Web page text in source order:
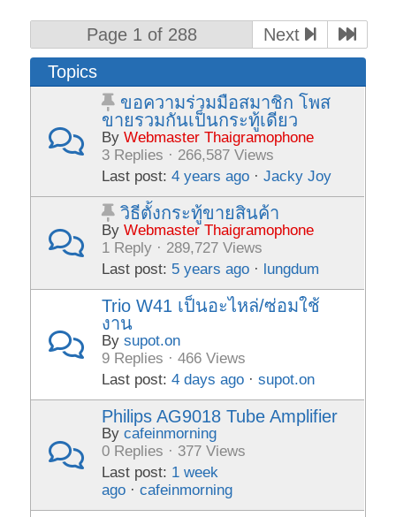
Page 1 of 288
Next
Topics
ขอความร่วมมือสมาชิก โพส
ขายรวมกันเป็นกระทู้เดียว
ByWebmaster Thaigramophone
3 Replies · 266,587 Views
Last post:4 years ago ·Jacky Joy
วิธีตั้งกระทู้ขายสินค้า
ByWebmaster Thaigramophone
1 Reply · 289,727 Views
Last post: 5 years ago · lungdum
Trio W41 เป็นอะไหล่/ซ่อมใช้
งาน
Bysupot.on
9 Replies · 466 Views
Last post:4 days ago ·supot.on
Philips AG9018 Tube Amplifier
Bycafeinmorning
0 Replies · 377 Views
Last post: 1 week
ago ·cafeinmorning